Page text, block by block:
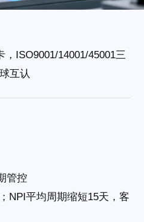
ISO9001/14001/45001三
互认
管控
NPI平均周期缩短15天，客